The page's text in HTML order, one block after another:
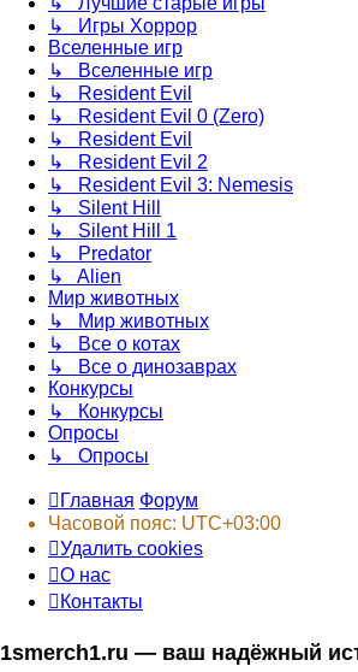
↳ Игры Хоррор
Вселенные игр
↳ Вселенные игр
↳ Resident Evil
↳ Resident Evil 0 (Zero)
↳ Resident Evil
↳ Resident Evil 2
↳ Resident Evil 3: Nemesis
↳ Silent Hill
↳ Silent Hill 1
↳ Predator
↳ Alien
Мир животных
↳ Мир животных
↳ Все о котах
↳ Все о динозаврах
Конкурсы
↳ Конкурсы
Опросы
↳ Опросы
Главная Форум
Часовой пояс: UTC+03:00
Удалить cookies
О нас
Контакты
1smerch1.ru — ваш надёжный